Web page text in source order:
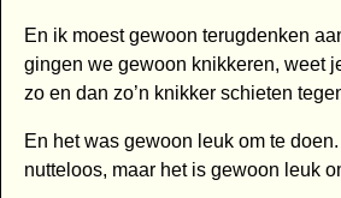
En ik moest gewoon terugdenken
gingen we gewoon knikkeren, weet
zo en dan zo’n knikker schieten
En het was gewoon leuk om te doen.
nutteloos, maar het is gewoon leuk